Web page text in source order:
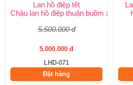
Lan hồ điệp tết
Chậu lan hồ điệp thuận buồm xuôi gió
5.500.000 đ
5.000.000 đ
LHD-071
Đặt hàng